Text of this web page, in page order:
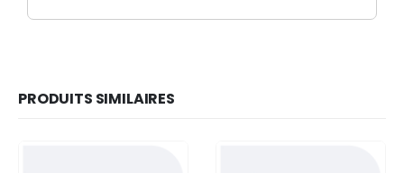
PRODUITS SIMILAIRES